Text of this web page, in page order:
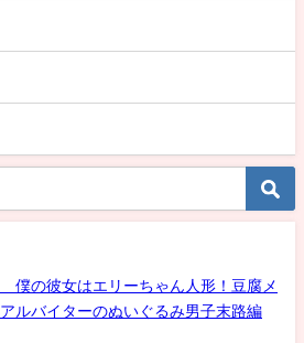
僕の彼女はエリーちゃん人形！豆腐メ
ルバイターのぬいぐるみ男子末路編